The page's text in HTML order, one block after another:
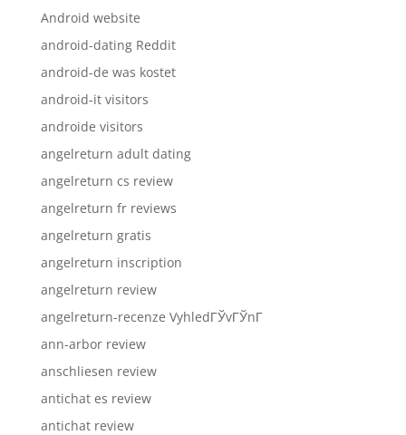
Android website
android-dating Reddit
android-de was kostet
android-it visitors
androide visitors
angelreturn adult dating
angelreturn cs review
angelreturn fr reviews
angelreturn gratis
angelreturn inscription
angelreturn review
angelreturn-recenze VyhledГЎvГЎnГ­
ann-arbor review
anschliesen review
antichat es review
antichat review